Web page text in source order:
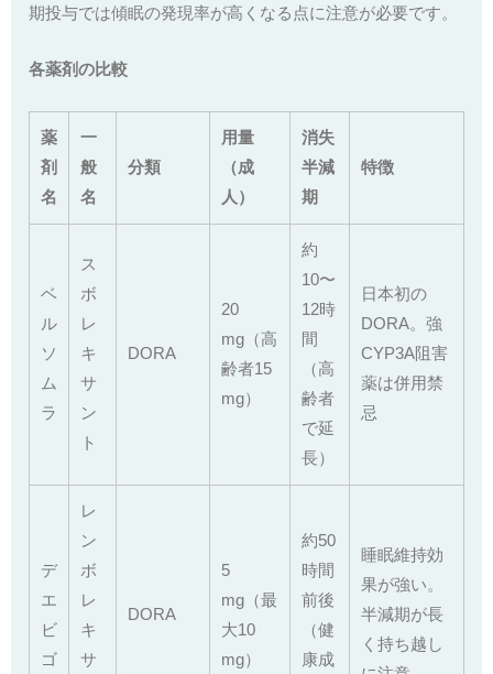
期投与では傾眠の発現率が高くなる点に注意が必要です。
各薬剤の比較
薬
剤
名
一
般
名
分類
用量
（成
人）
消失
半減
期
特徴
ベ
ル
ソ
ム
ラ
ス
ボ
レ
キ
サ
ン
ト
DORA
20
mg（高
齢者15
mg）
約
10〜
12時
間
（高
齢者
で延
長）
日本初の
DORA。強
CYP3A阻害
薬は併用禁
忌
デ
エ
ビ
ゴ
レ
ン
ボ
レ
キ
サ
DORA
5
mg（最
大10
mg）
約50
時間
前後
（健
康成
睡眠維持効
果が強い。
半減期が長
く持ち越し